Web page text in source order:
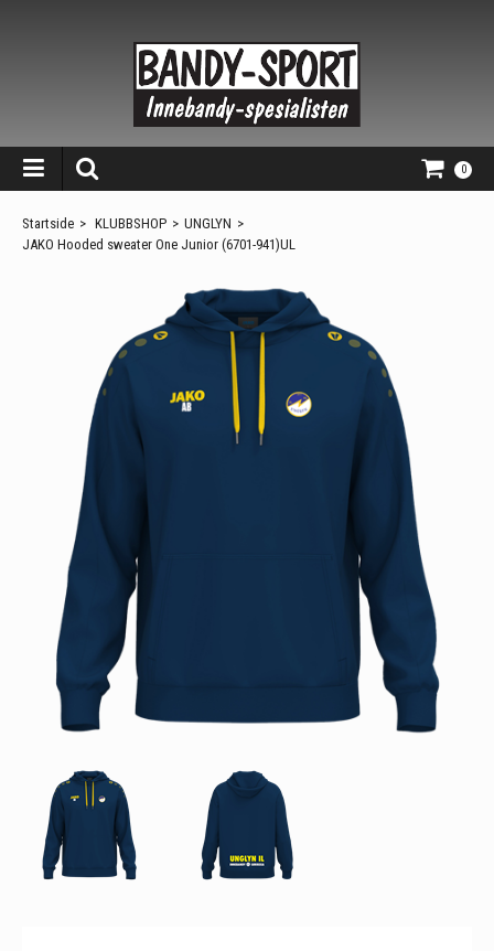
0
Startside > KLUBBSHOP > UNGLYN >
JAKO Hooded sweater One Junior (6701-941)UL